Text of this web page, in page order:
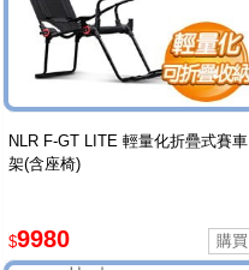
NLR F-GT LITE 輕量化折疊式賽車
架(含座椅)
$9980